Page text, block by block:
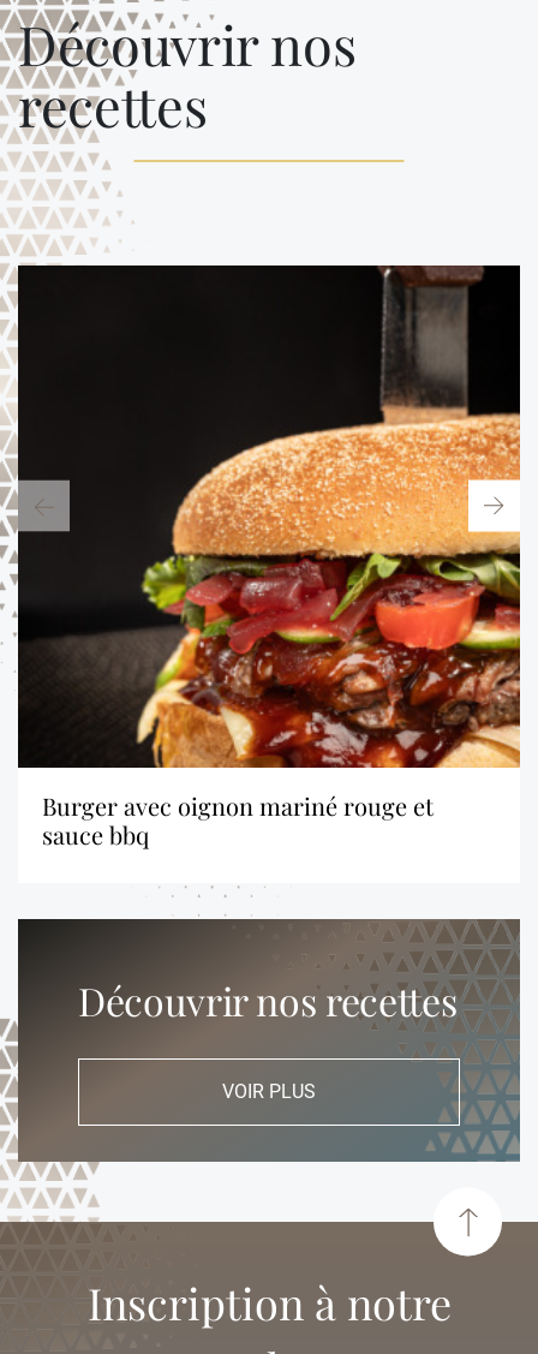
Découvrir nos
recettes
Découvrir nos recettes
VOIR PLUS
burger avec oignon mariné rouge et
sauce bbq
Inscription à notre